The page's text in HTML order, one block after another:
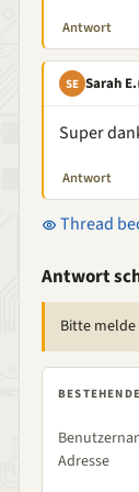
Antwort
SE Sarah E.
Super
Antwort
Thread
Antwort
Bitte melde
Adresse